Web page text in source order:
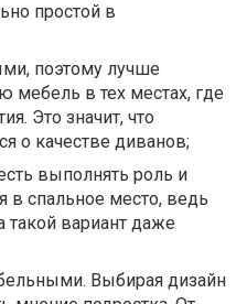
простой в
поэтому лучше
мебель в тех местах, где
Это значит, что
о качестве диванов;
выполнять роль и
в спальное место, ведь
такой вариант даже
Выбирая дизайн